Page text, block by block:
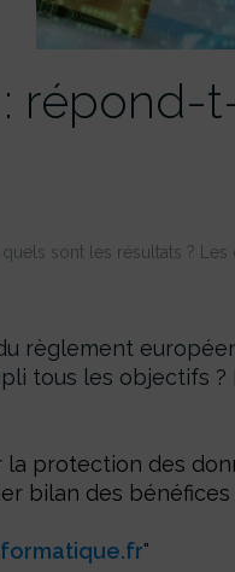
: répond-
sont les résultats ?
règlement
tous les objectifs
la protection des
bilan des bénéfices